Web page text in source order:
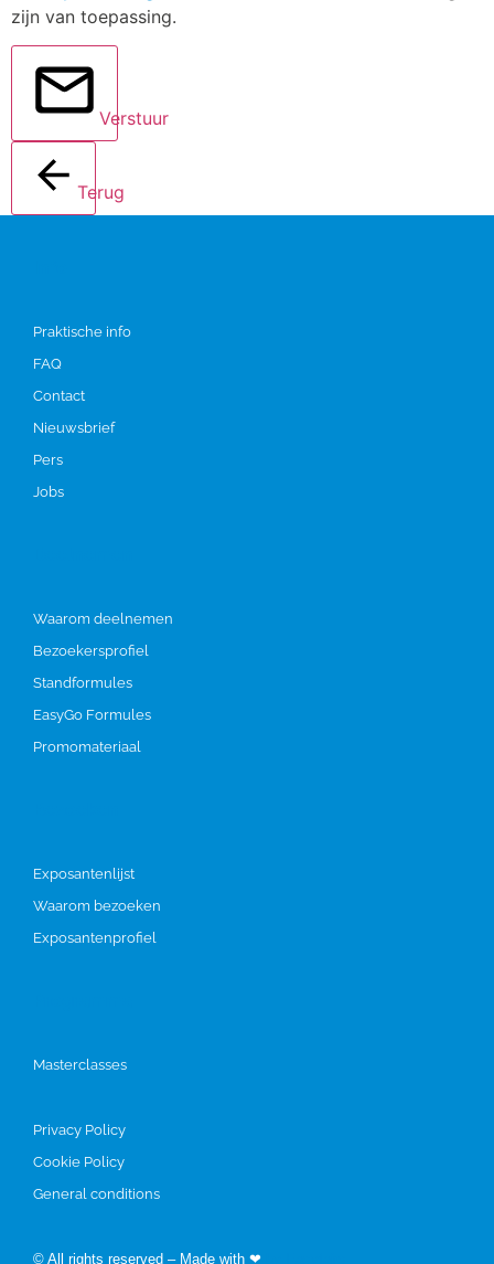
zijn van toepassing.
Verstuur
Terug
Praktische info
FAQ
Contact
Nieuwsbrief
Pers
Jobs
Waarom deelnemen
Bezoekersprofiel
Standformules
EasyGo Formules
Promomateriaal
Exposantenlijst
Waarom bezoeken
Exposantenprofiel
Masterclasses
Privacy Policy
Cookie Policy
General conditions
© All rights reserved – Made with ❤